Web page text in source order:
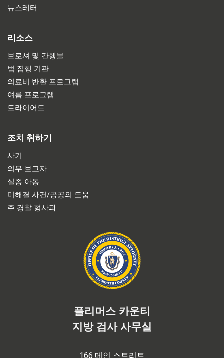
뉴스레터
리소스
브로셔 및 간행물
법 집행 기관
의료비 반환 프로그램
여름 프로그램
트라이어드
조치 취하기
사기
의무 보고자
실종 아동
미해결 사건/공공의 도움
주 경찰 형사과
플리머스 카운티
지방 검사 사무실
166 메인 스트리트